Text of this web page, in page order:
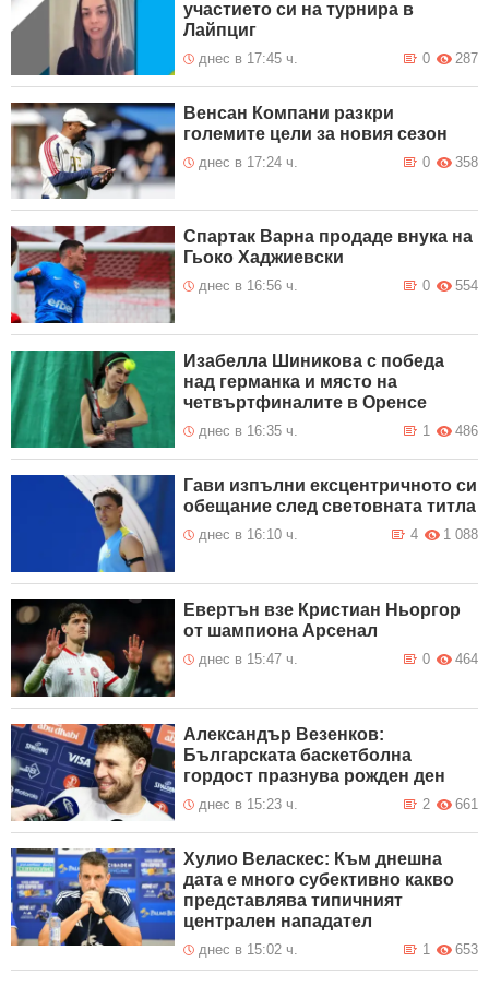
участието си на турнира в
Лайпциг
днес в 17:45 ч. 287
0
Венсан Компани разкри
големите цели за новия сезон
днес в 17:24 ч. 358
0
Спартак Варна продаде внука на
Гьоко Хаджиевски
днес в 16:56 ч. 554
0
Изабелла Шиникова с победа
над германка и място на
четвъртфиналите в Оренсе
днес в 16:35 ч. 486
1
Гави изпълни ексцентричното си
обещание след световната титла
днес в 16:10 ч. 1 088
4
Евертън взе Кристиан Ньоргор
от шампиона Арсенал
днес в 15:47 ч. 464
0
Александър Везенков:
Българската баскетболна
гордост празнува рожден ден
днес в 15:23 ч. 661
2
Хулио Веласкес: Към днешна
дата е много субективно какво
представлява типичният
централен нападател
днес в 15:02 ч. 653
1